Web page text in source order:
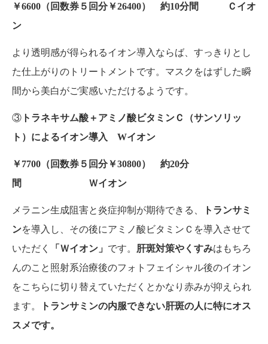
￥6600（回数券５回分￥26400） 約10分間 Ｃイオ
ン
より透明感が得られるイオン導入ならば、すっきりとし
た仕上がりのトリートメントです。マスクをはずした瞬
間から美白がご実感いただけるようです。
③ トラネキサム酸＋アミノ酸ビタミンＣ（サンソリッ
ト）によるイオン導入 Wイオン
￥7700（回数券５回分￥30800） 約20分
間 Ｗイオン
メラニン生成阻害と炎症抑制が期待できる、
トランサミ
ンを導入し、その後にアミノ酸ビタミンＣを導入させて
いただく
「Ｗイオン」 です。 肝斑対策やくすみはもちろ
んのこと照射系治療後のフォトフェイシャル後のイオン
をこちらに切り替えていただくとかなり赤みが抑えられ
ます。
トランサミンの内服できない肝斑の人に特にオス
スメです。